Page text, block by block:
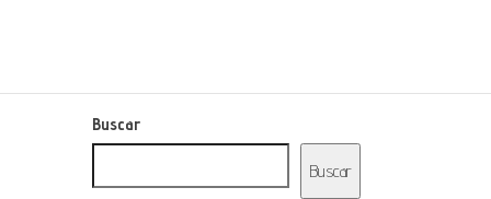
Buscar
Buscar